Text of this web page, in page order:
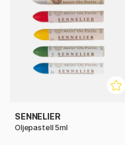
SENNELIER
Oljepastell 5ml